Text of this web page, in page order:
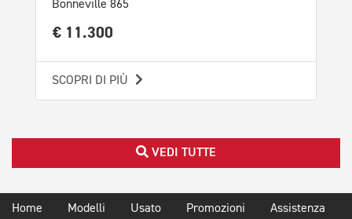
Bonneville 865
€ 11.300
SCOPRI DI PIÙ
VEDI TUTTE
Home Modelli Usato Promozioni Assistenza